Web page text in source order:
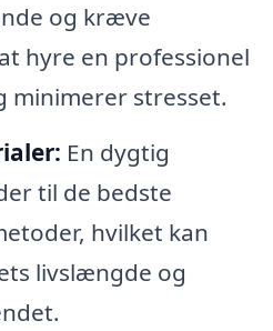
og kræve
hyre en professionel
minimerer stresset.
En dygtig
til de bedste
hvilket kan
livslængde og